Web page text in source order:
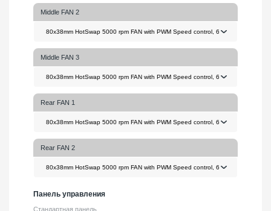
Middle FAN 2
Middle FAN 3
Rear FAN 1
Rear FAN 2
Панель управления
Стандартная панель